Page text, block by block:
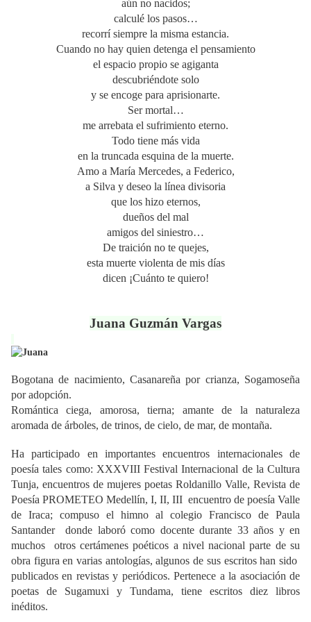
aún no nacidos;
calculé los pasos…
recorrí siempre la misma estancia.
Cuando no hay quien detenga el pensamiento
el espacio propio se agiganta
descubriéndote solo
y se encoge para aprisionarte.
Ser mortal…
me arrebata el sufrimiento eterno.
Todo tiene más vida
en la truncada esquina de la muerte.
Amo a María Mercedes, a Federico,
a Silva y deseo la línea divisoria
que los hizo eternos,
dueños del mal
amigos del siniestro…
De traición no te quejes,
esta muerte violenta de mis días
dicen ¡Cuánto te quiero!
Juana Guzmán Vargas
Bogotana de nacimiento, Casanareña por crianza, Sogamoseña
por adopción.
Romántica ciega, amorosa, tierna; amante de la naturaleza
aromada de árboles, de trinos, de cielo, de mar, de montaña.
Ha participado en importantes encuentros internacionales de
poesía tales como: XXXVIII Festival Internacional de la Cultura
Tunja, encuentros de mujeres poetas Roldanillo Valle, Revista de
Poesía PROMETEO Medellín, I, II, III encuentro de poesía Valle
de Iraca; compuso el himno al colegio Francisco de Paula
Santander donde laboró como docente durante 33 años y en
muchos otros certámenes poéticos a nivel nacional parte de su
obra figura en varias antologías, algunos de sus escritos han sido
publicados en revistas y periódicos. Pertenece a la asociación de
poetas de Sugamuxi y Tundama, tiene escritos diez libros
inéditos.